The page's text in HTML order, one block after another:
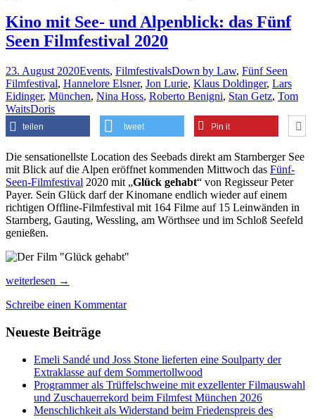
Seen
Filmfestival
Kino mit See- und Alpenblick: das Fünf
Seen Filmfestival 2020
23. August 2020Events, FilmfestivalsDown by Law, Fünf Seen
Filmfestival, Hannelore Elsner, Jon Lurie, Klaus Doldinger, Lars
Eidinger, München, Nina Hoss, Roberto Benigni, Stan Getz, Tom
WaitsDoris
teilen tweet Pin it
Die sensationellste Location des Seebads direkt am Starnberger See
mit Blick auf die Alpen eröffnet kommenden Mittwoch das Fünf-
Seen-Filmfestival 2020 mit „Glück gehabt“ von Regisseur Peter
Payer. Sein Glück darf der Kinomane endlich wieder auf einem
richtigen Offline-Filmfestival mit 164 Filme auf 15 Leinwänden in
Starnberg, Gauting, Wessling, am Wörthsee und im Schloß Seefeld
genießen.
Kino
See-
Alpenblick:
Fünf
Filmfestival
weiterlesen →
Schreibe einen Kommentar
Neueste Beiträge
Emeli Sandé und Joss Stone lieferten eine Soulparty der
Extraklasse auf dem Sommertollwood
Programmer als Trüffelschweine mit exzellenter Filmauswahl
und Zuschauerrekord beim Filmfest München 2026
Menschlichkeit als Widerstand beim Friedenspreis des